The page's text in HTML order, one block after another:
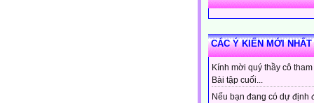
CÁC Ý KIẾN MỚI NHẤT
Kính mời quý thầy cô
Bài tập cuối...
Nếu bạn đang có dự định